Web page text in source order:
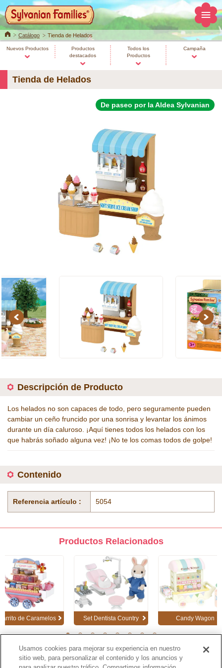
HomeCatálogo Tienda de Helados
Nuevos Productos
Productos
destacados
Todos los
Productos
Campaña
Tienda de Helados
De paseo por la Aldea Sylvanian
Previous Next
Descripción de Producto
Los helados no son capaces de todo, pero seguramente pueden
cambiar un ceño fruncido por una sonrisa y levantar los ánimos
durante un día caluroso. ¡Aquí tienes todos los helados con los
que habrás soñado alguna vez! ¡No te los comas todos de golpe!
Contenido
Referencia artículo : 5054
Productos Relacionados
de Caramelos Set Dentista Country Candy Wagon
1 2 3 4 5 6 7 8
Usamos cookies para mejorar su experiencia en nuestro
sitio web, para personalizar el contenido y los anuncios y